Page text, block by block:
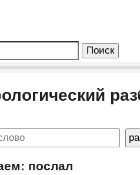
послал